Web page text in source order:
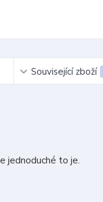
Související zboží
jednoduché to je.